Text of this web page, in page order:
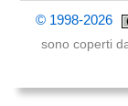
© 1998-2026
sono coperti